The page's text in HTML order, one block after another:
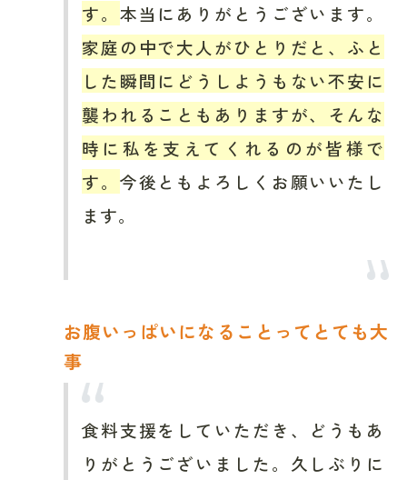
す。 本当にありがとうございます。
家庭の中で大人がひとりだと、ふと
した瞬間にどうしようもない不安に
襲われることもありますが、そんな
時に私を支えてくれるのが皆様で
す。 今後ともよろしくお願いいたし
ます。
お腹いっぱいになることってとても大
事
食料支援をしていただき、どうもあ
りがとうございました。久しぶりに